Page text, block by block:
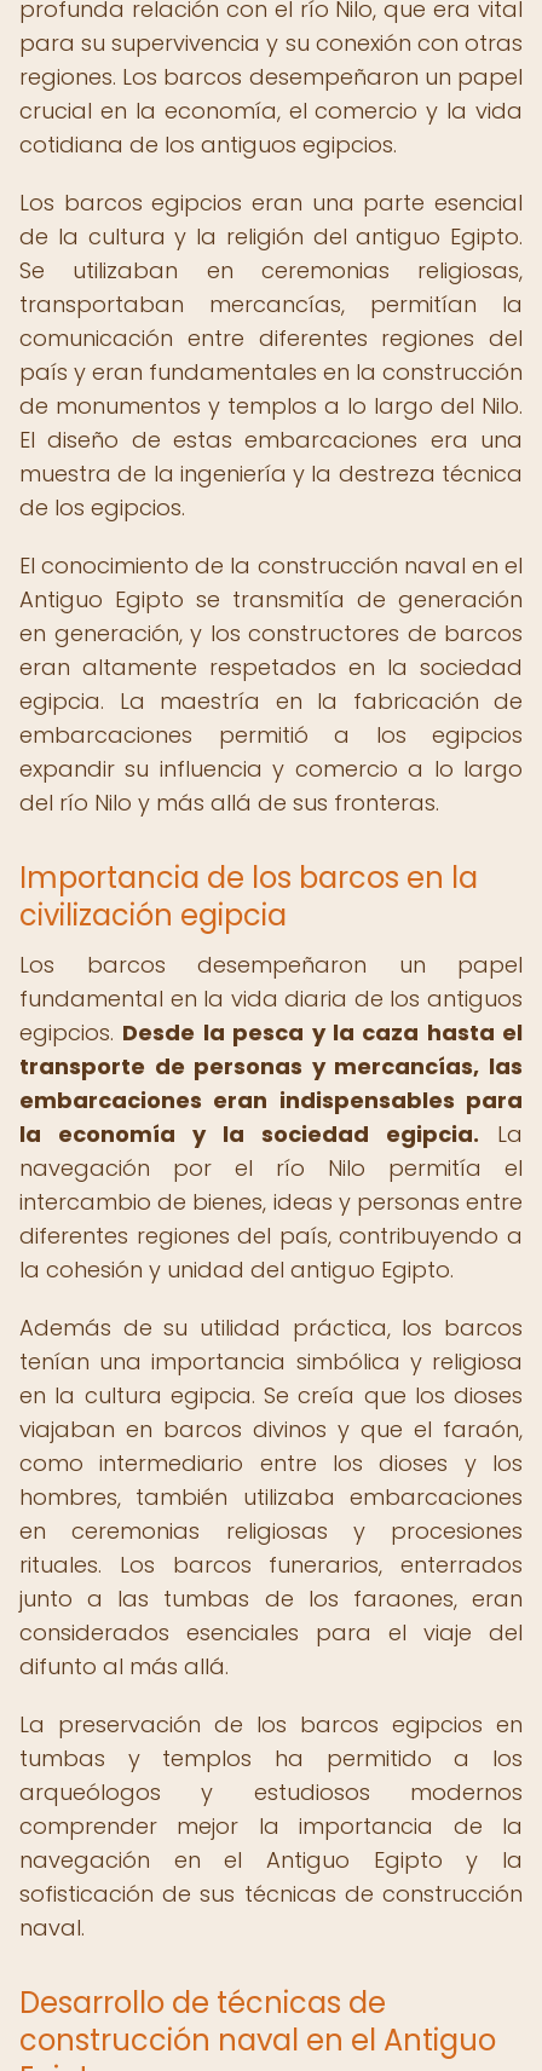
profunda relación con el río Nilo, que era vital
para su supervivencia y su conexión con otras
regiones. Los barcos desempeñaron un papel
crucial en la economía, el comercio y la vida
cotidiana de los antiguos egipcios.
Los barcos egipcios eran una parte esencial
de la cultura y la religión del antiguo Egipto.
Se utilizaban en ceremonias religiosas,
transportaban mercancías, permitían la
comunicación entre diferentes regiones del
país y eran fundamentales en la construcción
de monumentos y templos a lo largo del Nilo.
El diseño de estas embarcaciones era una
muestra de la ingeniería y la destreza técnica
de los egipcios.
El conocimiento de la construcción naval en el
Antiguo Egipto se transmitía de generación
en generación, y los constructores de barcos
eran altamente respetados en la sociedad
egipcia. La maestría en la fabricación de
embarcaciones permitió a los egipcios
expandir su influencia y comercio a lo largo
del río Nilo y más allá de sus fronteras.
Importancia de los barcos en la
civilización egipcia
Los barcos desempeñaron un papel
fundamental en la vida diaria de los antiguos
egipcios. Desde la pesca y la caza hasta el
transporte de personas y mercancías, las
embarcaciones eran indispensables para
la economía y la sociedad egipcia. La
navegación por el río Nilo permitía el
intercambio de bienes, ideas y personas entre
diferentes regiones del país, contribuyendo a
la cohesión y unidad del antiguo Egipto.
Además de su utilidad práctica, los barcos
tenían una importancia simbólica y religiosa
en la cultura egipcia. Se creía que los dioses
viajaban en barcos divinos y que el faraón,
como intermediario entre los dioses y los
hombres, también utilizaba embarcaciones
en ceremonias religiosas y procesiones
rituales. Los barcos funerarios, enterrados
junto a las tumbas de los faraones, eran
considerados esenciales para el viaje del
difunto al más allá.
La preservación de los barcos egipcios en
tumbas y templos ha permitido a los
arqueólogos y estudiosos modernos
comprender mejor la importancia de la
navegación en el Antiguo Egipto y la
sofisticación de sus técnicas de construcción
naval.
Desarrollo de técnicas de
construcción naval en el Antiguo